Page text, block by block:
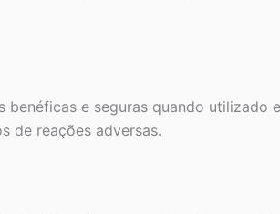
e seguras quando
de reações adversas.